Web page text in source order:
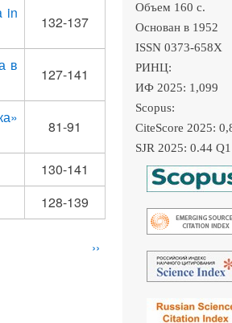
in
132-137
в
127-141
81-91
130-141
128-139
Следующая
››
Объем 160 c.
Основан в 1952
ISSN 0373-658X
РИНЦ:
ИФ 2025: 1,099
Scopus:
CiteScore 2025:
SJR 2025: 0.44 Q1